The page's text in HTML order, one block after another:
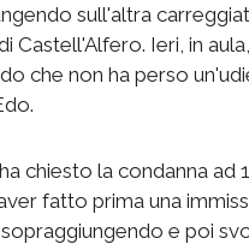
sull'altra
Ieri, in
che non ha perso
chiesto la condanna ad
fatto prima una
e poi